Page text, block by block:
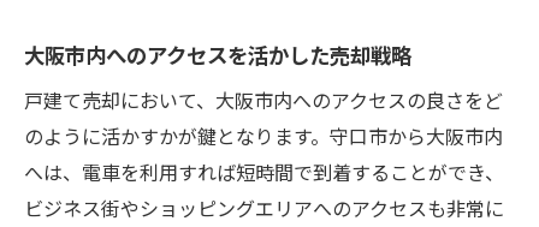
め方
競争力を高めるための物件プレゼンテーシ
ョン
市場データを活用した売却価格設定のコツ
将来的な市場変動を見据えた戦略
大阪市内へのアクセスを活かした売却戦略
戸建て売却において、大阪市内へのアクセスの良さをど
のように活かすかが鍵となります。守口市から大阪市内
へは、電車を利用すれば短時間で到着することができ、
ビジネス街やショッピングエリアへのアクセスも非常に